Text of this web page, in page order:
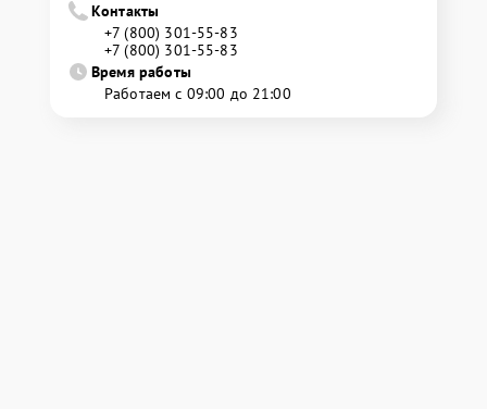
Контакты
+7 (800) 301-55-83
+7 (800) 301-55-83
Время работы
Работаем с 09:00 до 21:00